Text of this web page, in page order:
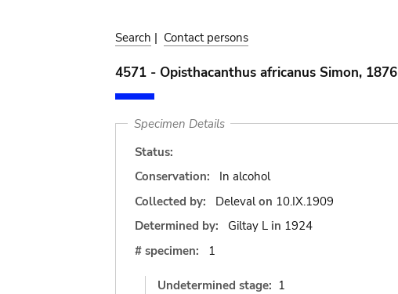
Search | Contact persons
4571 - Opisthacanthus africanus Simon, 1876
Specimen Details
Status:
Conservation:
In alcohol
Collected by:
Deleval on 10.IX.1909
Determined by:
Giltay L in 1924
# specimen:
1
Undetermined stage: 1